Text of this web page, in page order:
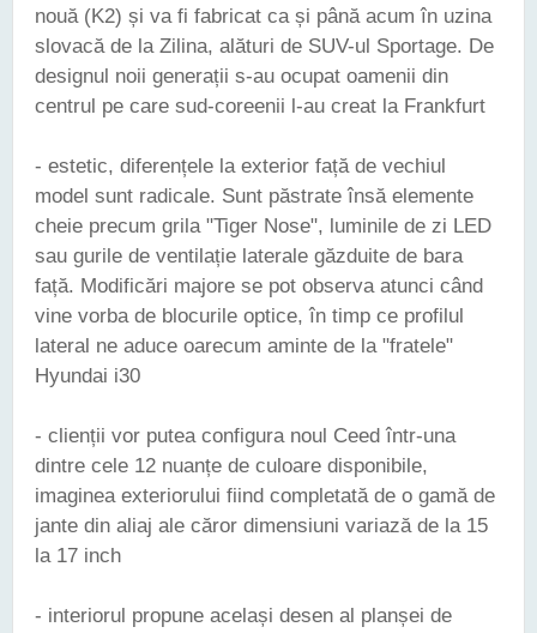
nouă (K2) și va fi fabricat ca și până acum în uzina
slovacă de la Zilina, alături de SUV-ul Sportage. De
designul noii generații s-au ocupat oamenii din
centrul pe care sud-coreenii l-au creat la Frankfurt
- estetic, diferențele la exterior față de vechiul
model sunt radicale. Sunt păstrate însă elemente
cheie precum grila "Tiger Nose", luminile de zi LED
sau gurile de ventilație laterale găzduite de bara
față. Modificări majore se pot observa atunci când
vine vorba de blocurile optice, în timp ce profilul
lateral ne aduce oarecum aminte de la "fratele"
Hyundai i30
- clienții vor putea configura noul Ceed într-una
dintre cele 12 nuanțe de culoare disponibile,
imaginea exteriorului fiind completată de o gamă de
jante din aliaj ale căror dimensiuni variază de la 15
la 17 inch
- interiorul propune același desen al planșei de